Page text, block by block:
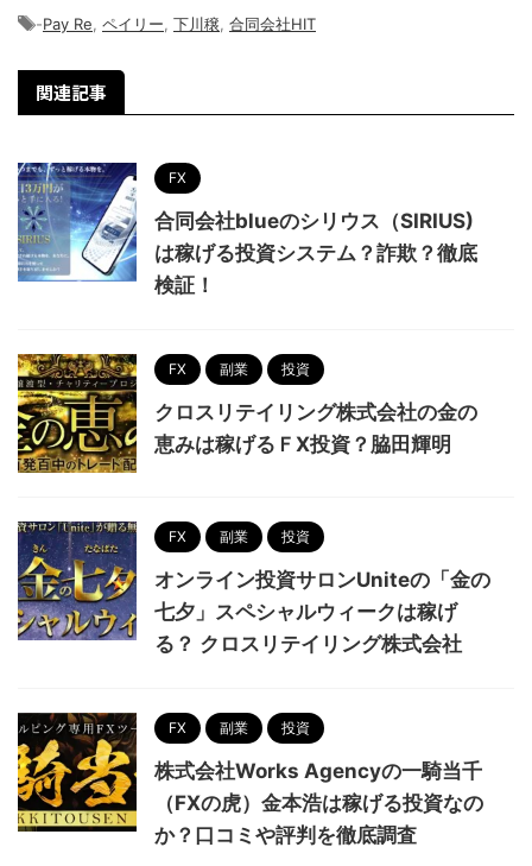
-Pay Re ペイリー 下川穣 合同会社HIT
関連記事
FX
合同会社blueのシリウス（SIRIUS)
は稼げる投資システム？詐欺？徹底
検証！
FX 副業 投資
クロスリテイリング株式会社の金の
恵みは稼げるＦX投資？脇田輝明
FX 副業 投資
オンライン投資サロンUniteの「金の
七夕」スペシャルウィークは稼げ
る？ クロスリテイリング株式会社
FX 副業 投資
株式会社Works Agencyの一騎当千
（FXの虎）金本浩は稼げる投資なの
か？口コミや評判を徹底調査